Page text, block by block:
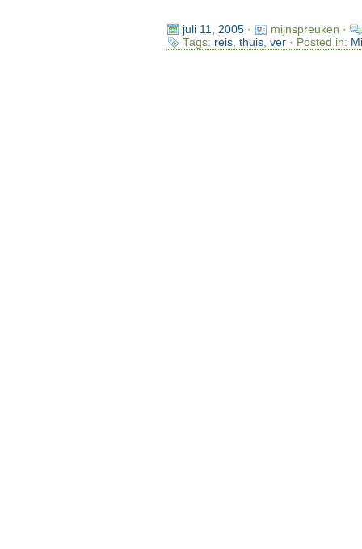
juli 11, 2005·
mijnspreuken ·
Tags: reis, thuis, ver· Posted in: